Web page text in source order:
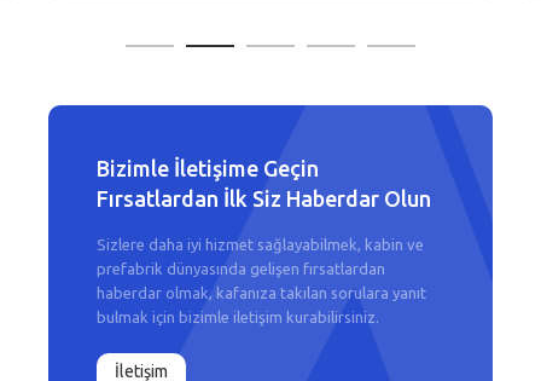
Bizimle İletişime Geçin
Fırsatlardan İlk Siz Haberdar Olun
Sizlere daha iyi hizmet sağlayabilmek, kabin ve
prefabrik dünyasında gelişen fırsatlardan
haberdar olmak, kafanıza takılan sorulara yanıt
bulmak için bizimle iletişim kurabilirsiniz.
İletişim